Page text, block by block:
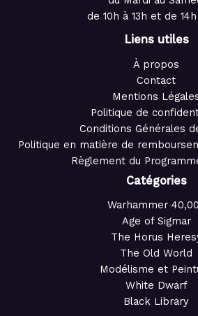
de 10h à 13h et de 14h
Liens utiles
À propos
Contact
Mentions
Politique de
Conditions Générales
Politique en matière de
Règlement du
Catégories
Warhammer
Age of Sigmar
The Horus
The Old World
Modélisme et
White Dwarf
Black Library